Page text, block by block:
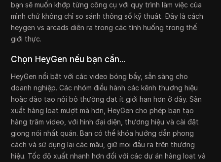
bạn sẽ muốn khớp từng công cụ với quy trình làm việc của
mình chứ không chỉ so sánh thông số kỹ thuật. Đây là cách
heygen vs arcads diễn ra trong các tình huống trong thế
giới thực.
Chọn HeyGen nếu bạn cần...
HeyGen nổi bật với các video bóng bẩy, sẵn sàng cho
doanh nghiệp. Các nhóm điều hành các kênh thương hiệu
hoặc đào tạo nội bộ thường đạt ít giới hạn hơn ở đây. Sản
xuất hàng loạt mượt mà hơn, HeyGen cho phép bạn tạo
hàng trăm video, với hình đại diện, thương hiệu và cài đặt
giọng nói nhất quán. Bạn có thể khóa hướng dẫn phong
cách và sử dụng lại các mẫu, giữ mọi đầu ra trên thương
hiệu. Tốc độ xuất nhanh hơn đối với các dự án hàng loạt và